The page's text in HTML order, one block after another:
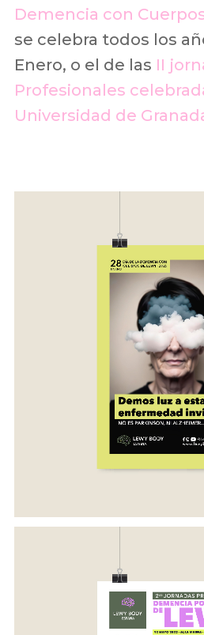
Demencia con
se celebra todos los
Enero, o el de las II
Profesionales
Universidad de